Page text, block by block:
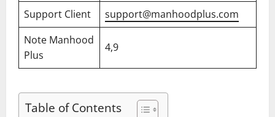
Support Client
support@manhoodplus.com
Note Manhood
Plus
4,9
Table of Contents